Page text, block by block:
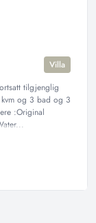
Villa
tilgjenglig
og 3 bad og 3
:Original